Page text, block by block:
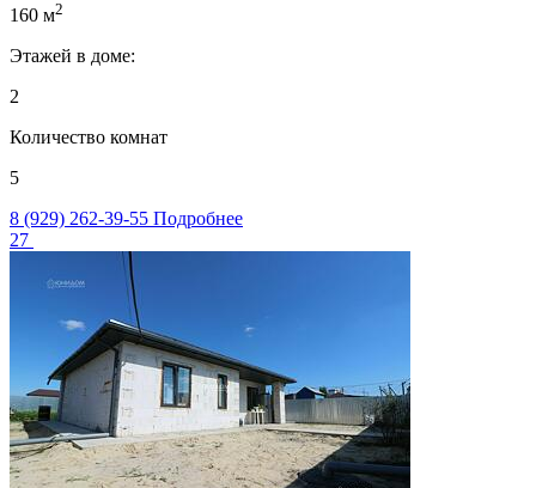
160 м2
Этажей в доме:
2
Количество комнат
5
8 (929) 262-39-55 Подробнее
27